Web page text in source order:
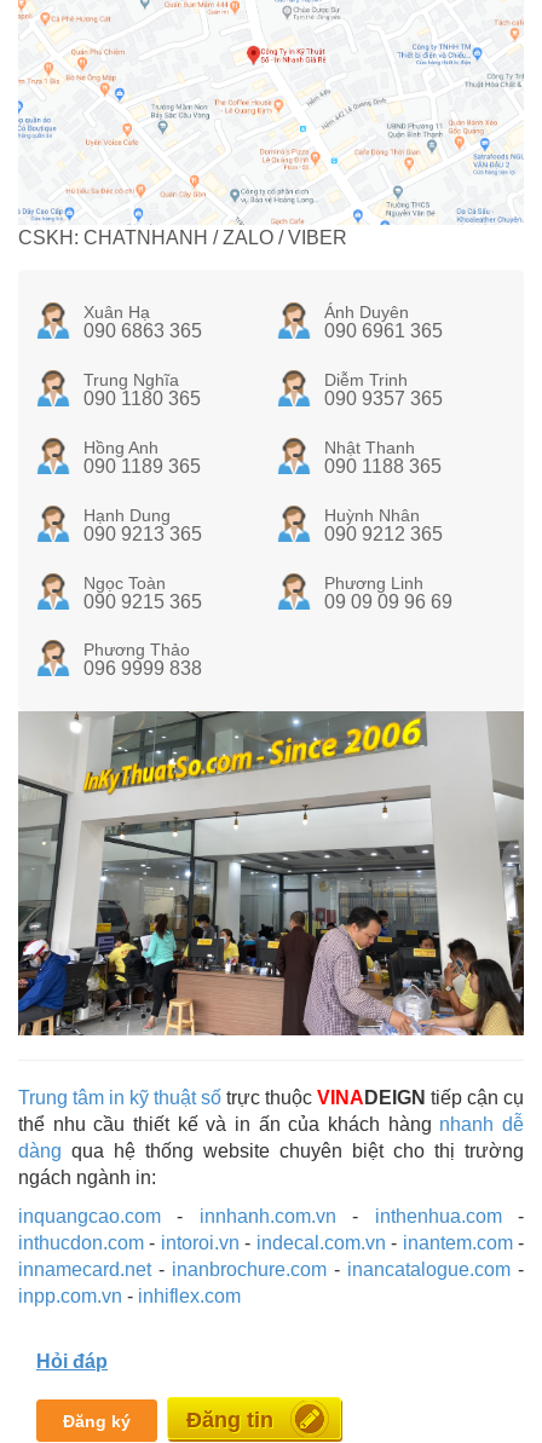
CSKH: CHATNHANH / ZALO / VIBER
Xuân Hạ
090 6863 365
Ánh Duyên
090 6961 365
Trung Nghĩa
090 1180 365
Diễm Trinh
090 9357 365
Hồng Anh
090 1189 365
Nhật Thanh
090 1188 365
Hạnh Dung
090 9213 365
Huỳnh Nhân
090 9212 365
Ngọc Toàn
090 9215 365
Phương Linh
09 09 09 96 69
Phương Thảo
096 9999 838
Trung tâm in kỹ thuật số trực thuộc VINA DEIGN tiếp cận cụ
thể nhu cầu thiết kế và in ấn của khách hàng nhanh dễ
dàng qua hệ thống website chuyên biệt cho thị trường
ngách ngành in:
inquangcao.com - innhanh.com.vn - inthenhua.com-
inthucdon.com - intoroi.vn - indecal.com.vn - inantem.com-
innamecard.net- inanbrochure.com - inancatalogue.com -
inpp.com.vn - inhiflex.com
Hỏi đáp
Đăng ký Miễn phí